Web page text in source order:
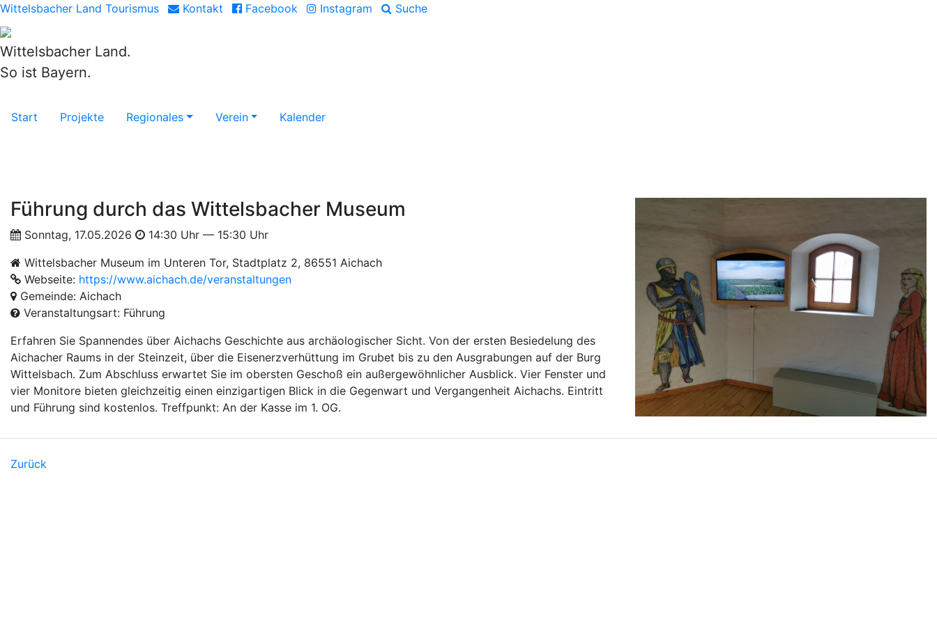
Wittelsbacher Land Tourismus Kontakt Facebook Instagram Suche
Wittelsbacher Land.
So ist Bayern.
Start Projekte Regionales Verein Kalender
Führung durch das Wittelsbacher Museum
Sonntag, 17.05.2026
14:30 Uhr — 15:30 Uhr
Wittelsbacher Museum im Unteren Tor, Stadtplatz 2, 86551 Aichach
Webseite: https://www.aichach.de/veranstaltungen
Gemeinde: Aichach
Veranstaltungsart: Führung
Erfahren Sie Spannendes über Aichachs Geschichte aus archäologischer Sicht. Von der ersten Besiedelung des
Aichacher Raums in der Steinzeit, über die Eisenerzverhüttung im Grubet bis zu den Ausgrabungen auf der Burg
Wittelsbach. Zum Abschluss erwartet Sie im obersten Geschoß ein außergewöhnlicher Ausblick. Vier Fenster und
vier Monitore bieten gleichzeitig einen einzigartigen Blick in die Gegenwart und Vergangenheit Aichachs. Eintritt
und Führung sind kostenlos. Treffpunkt: An der Kasse im 1. OG.
Zurück